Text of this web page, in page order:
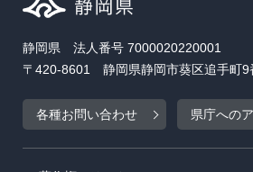
静岡県 法人番号 7000020220001
〒420-8601 静岡県静岡市葵区追手町9
各種お問い合わせ 県庁への